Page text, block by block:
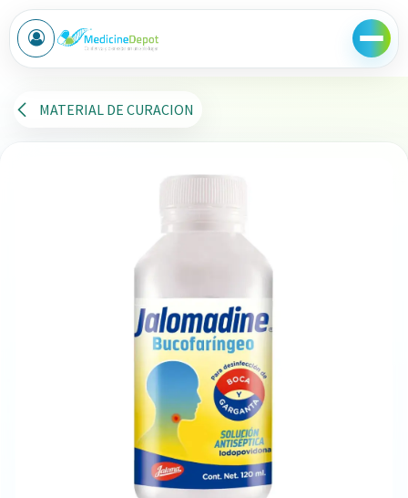
Ir al contenido
MATERIAL DE CURACION